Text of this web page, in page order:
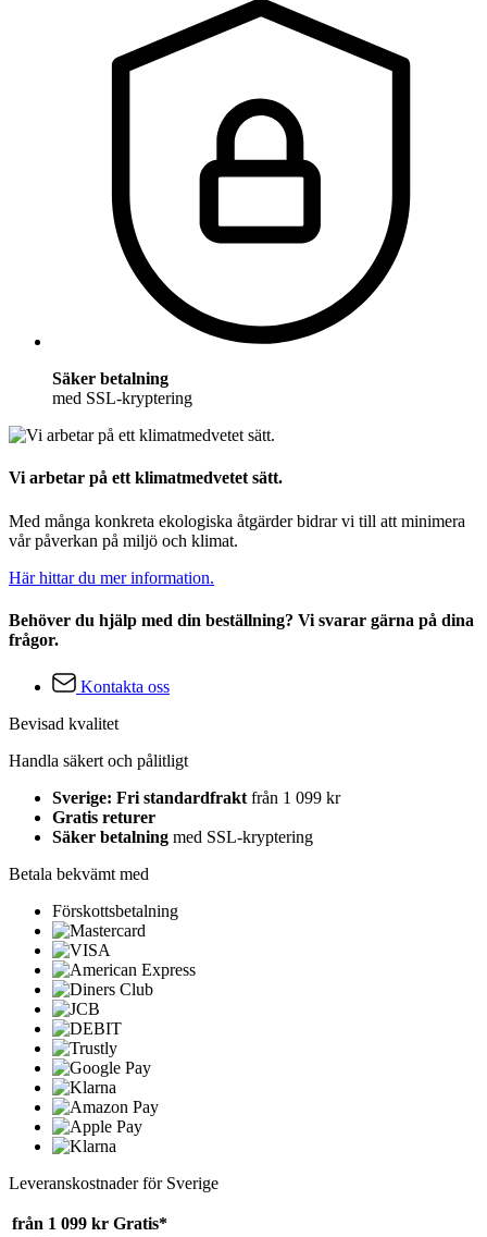
Säker betalning
med SSL-kryptering
Vi arbetar på ett klimatmedvetet sätt.
Med många konkreta ekologiska åtgärder bidrar vi till att minimera
vår påverkan på miljö och klimat.
Här hittar du mer information.
Behöver du hjälp med din beställning? Vi svarar gärna på dina
frågor.
Kontakta oss
Bevisad kvalitet
Handla säkert och pålitligt
Sverige: Fri standardfrakt från 1 099 kr
Gratis returer
Säker betalning med SSL-kryptering
Betala bekvämt med
Förskottsbetalning
Leveranskostnader för Sverige
från 1 099 kr Gratis*